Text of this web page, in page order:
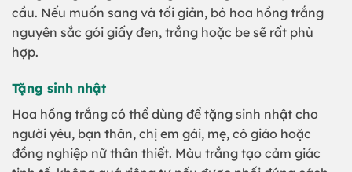
cầu. Nếu muốn sang và tối giản, bó hoa hồng trắng
nguyên sắc gói giấy đen, trắng hoặc be sẽ rất phù
hợp.
Tặng sinh nhật
Hoa hồng trắng có thể dùng để tặng sinh nhật cho
người yêu, bạn thân, chị em gái, mẹ, cô giáo hoặc
đồng nghiệp nữ thân thiết. Màu trắng tạo cảm giác